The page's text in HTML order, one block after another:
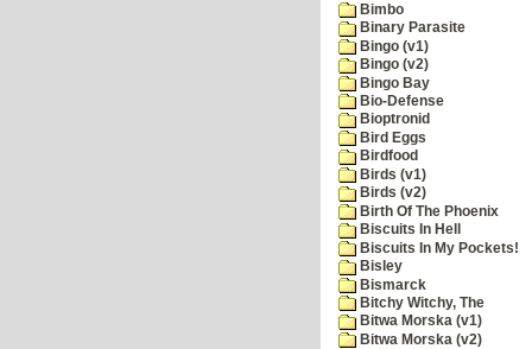
Bimbo
Binary Parasite
Bingo (v1)
Bingo (v2)
Bingo Bay
Bio-Defense
Bioptronid
Bird Eggs
Birdfood
Birds (v1)
Birds (v2)
Birth Of The Phoenix
Biscuits In Hell
Biscuits In My Pockets!
Bisley
Bismarck
Bitchy Witchy, The
Bitwa Morska (v1)
Bitwa Morska (v2)